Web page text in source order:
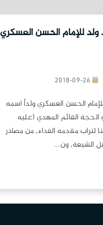
ولد للإمام الحسن العسكري
2018-09-26
الحسن العسكري ولداً اسمه
القائم المهدي (عليه
لتراب مقدمه الفداء, من مصادر
الشيعة, ون...